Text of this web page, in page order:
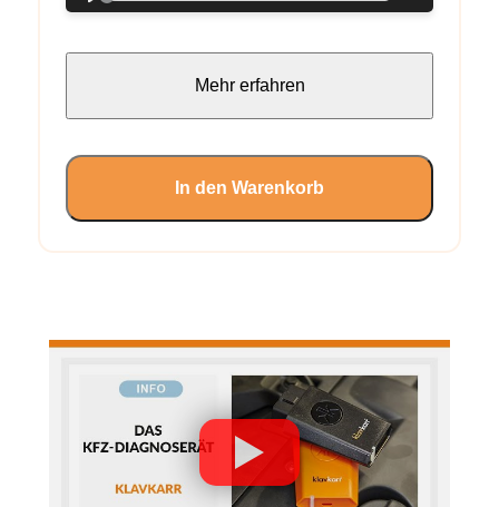
Mehr erfahren
In den Warenkorb